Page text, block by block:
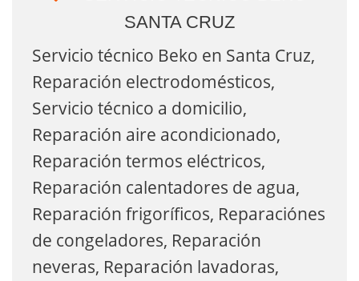
SANTA CRUZ
Servicio técnico Beko en Santa Cruz,
Reparación electrodomésticos,
Servicio técnico a domicilio,
Reparación aire acondicionado,
Reparación termos eléctricos,
Reparación calentadores de agua,
Reparación frigoríficos, Reparaciónes
de congeladores, Reparación
neveras, Reparación lavadoras,